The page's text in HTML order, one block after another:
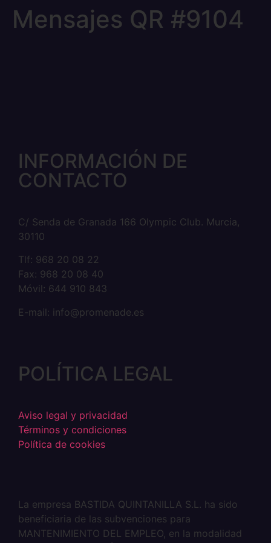
Mensajes QR #9104
INFORMACIÓN DE
CONTACTO
C/ Senda de Granada 166 Olympic Club. Murcia,
30110
Tlf: 968 20 08 22
Fax: 968 20 08 40
Móvil: 644 910 843
E-mail: info@promenade.es
POLÍTICA LEGAL
Aviso legal y privacidad
Términos y condiciones
Política de cookies
La empresa BASTIDA QUINTANILLA S.L. ha sido
beneficiaria de las subvenciones para
MANTENIMIENTO DEL EMPLEO, en la modalidad